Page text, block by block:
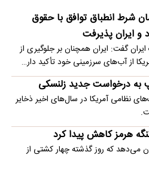
بخش‌هایی از کشور/ دریای
از گروه‌های مقاومت: فعلا حمله
مادرید: تصمیمم پیوستن به
شرط انطباق توافق با حقوق
و ایران پذیرفت
گفت: ایران همچنان بر جلوگیری از
از آب‌های سرزمینی خود تأکید دار…
به درخواست جدید زلنسکی
نظامی آمریکا در سال‌های اخیر ذخایر
هرمز کاهش پیدا کرد
می‌دهد که روز گذشته چهار کشتی از